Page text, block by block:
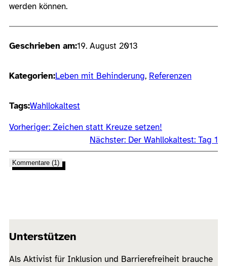
werden können.
Geschrieben am:19. August 2013
Kategorien:Leben mit Behinderung, Referenzen
Tags:Wahllokaltest
Vorheriger: Zeichen statt Kreuze setzen!
Nächster: Der Wahllokaltest: Tag 1
Kommentare (1)
Unterstützen
Als Aktivist für Inklusion und Barrierefreiheit brauche